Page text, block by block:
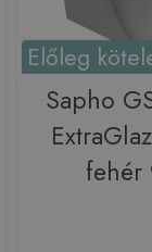
Előleg
Sapho
fehér